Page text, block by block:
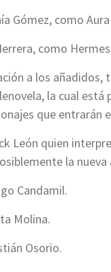
Gómez, como
como
a los añadidos,
la cual está
que entrarán
León quien
la
Candamil.
Molina.
Osorio.